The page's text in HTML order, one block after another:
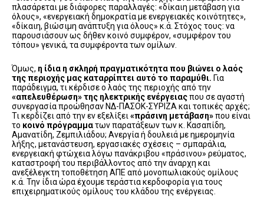
πλασάρεται με διάφορες παραλλαγές: «δίκαιη μετάβαση για
όλους», «ενεργειακή δημοκρατία με ενεργειακές κοινότητες»,
«δίκαιη, βιώσιμη ανάπτυξη για όλους» κ.ά. Στόχος τους: να
παρουσιάσουν ως δήθεν κοινό συμφέρον, «συμφέρον του
τόπου» γενικά, τα συμφέροντα των ομίλων.
Όμως, η ίδια η σκληρή πραγματικότητα που βιώνει ο λαός
της περιοχής μας καταρρίπτει αυτό το παραμύθι. Για
παράδειγμα, τι κέρδισε ο λαός της περιοχής από την
«απελευθέρωση» της ηλεκτρικής ενέργειαςπου σε αγαστή
συνεργασία προώθησαν ΝΔ-ΠΑΣΟΚ-ΣΥΡΙΖΑ και τοπικές αρχές;
Τι κερδίζει από την εν εξελίξει «πράσινη μετάβαση»που είναι
το κοινό πρόγραμματων παρατάξεων των κ. Κασαπίδη,
Αμανατίδη, Ζεμπιλιάδου; Ανεργία ή δουλειά με ημερομηνία
λήξης, μετανάστευση, εργασιακές σχέσεις – σμπαράλια,
ενεργειακή φτώχεια λόγω πανάκριβου «πράσινου» ρεύματος,
καταστροφή του περιβάλλοντος από την άναρχη και
ανεξέλεγκτη τοποθέτηση ΑΠΕ από μονοπωλιακούς ομίλους
κ.ά. Την ίδια ώρα έχουμε τεράστια κερδοφορία για τους
επιχειρηματικούς ομίλους του κλάδου της ενέργειας.